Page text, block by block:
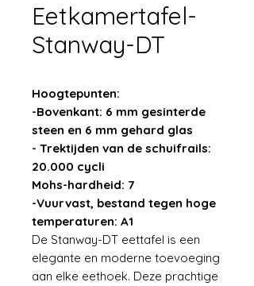
Eetkamertafel-
Stanway-DT
Hoogtepunten:
-Bovenkant: 6 mm gesinterde
steen en 6 mm gehard glas
- Trektijden van de schuifrails:
20.000 cycli
Mohs-hardheid: 7
-Vuurvast, bestand tegen hoge
temperaturen: A1
De Stanway-DT eettafel is een
elegante en moderne toevoeging
aan elke eethoek. Deze prachtige